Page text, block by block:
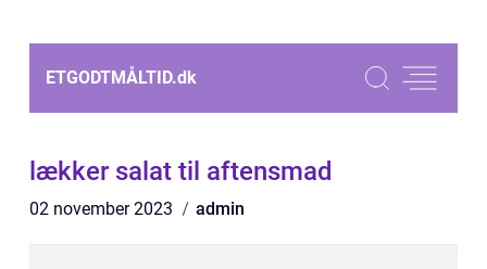
ETGODTMÅLTID.dk
lækker salat til aftensmad
02 november 2023 admin